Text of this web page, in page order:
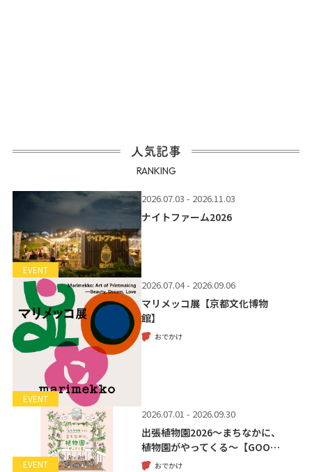
人気記事
RANKING
EVENT
2026.07.03 - 2026.11.03
ナイトファーム2026
EVENT
2026.07.04 - 2026.09.06
マリメッコ展【京都文化博物
館】
おでかけ
EVENT
2026.07.01 - 2026.09.30
出張植物園2026～まちなかに、
植物園がやってくる～【GOO…
おでかけ